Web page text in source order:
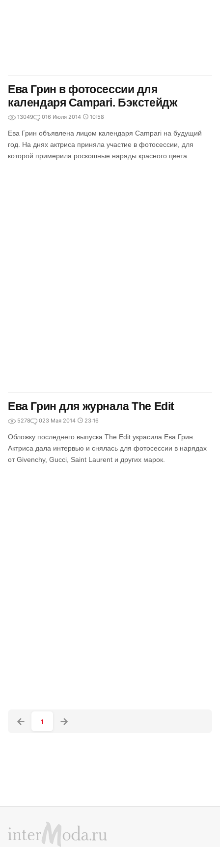
Ева Грин в фотосессии для
календаря Campari. Бэкстейдж
13049 016 Июля 2014 10:58
Ева Грин объявлена лицом календаря Campari на будущий
год. На днях актриса приняла участие в фотосессии, для
которой примерила роскошные наряды красного цвета.
Ева Грин для журнала The Edit
5278 023 Мая 2014 23:16
Обложку последнего выпуска The Edit украсила Ева Грин.
Актриса дала интервью и снялась для фотосессии в нарядах
от Givenchy, Gucci, Saint Laurent и других марок.
1